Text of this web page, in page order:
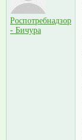
Роспотребнадзор
- Бичура